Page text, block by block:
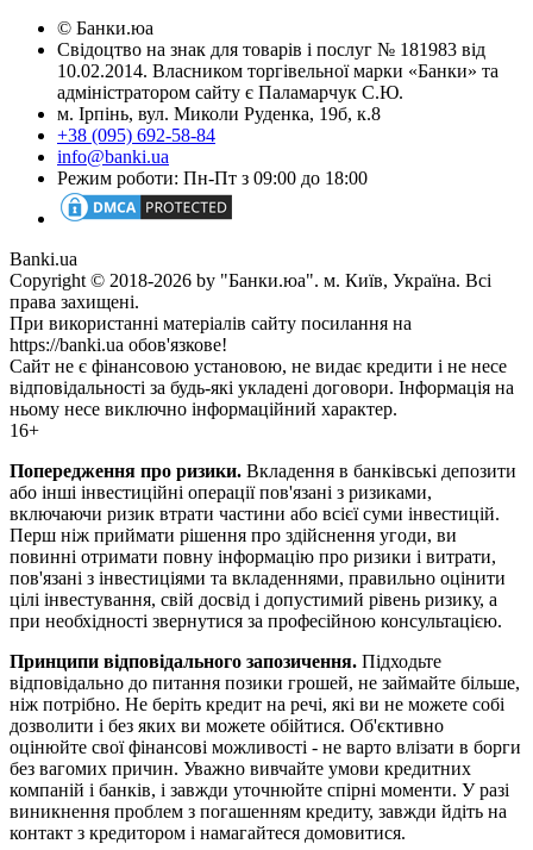
© Банки.юа
Свідоцтво на знак для товарів і послуг № 181983 від
10.02.2014. Власником торгівельної марки «Банки» та
адміністратором сайту є Паламарчук С.Ю.
м. Ірпінь, вул. Миколи Руденка, 19б, к.8
+38 (095) 692-58-84
info@banki.ua
Режим роботи: Пн-Пт з 09:00 до 18:00
Banki.ua
Copyright © 2018-2026 by "Банки.юа". м. Київ, Україна. Всі
права захищені.
При використанні матеріалів сайту посилання на
https://banki.ua обов'язкове!
Сайт не є фінансовою установою, не видає кредити і не несе
відповідальності за будь-які укладені договори. Інформація на
ньому несе виключно інформаційний характер.
16+
Попередження про ризики. Вкладення в банківські депозити
або інші інвестиційні операції пов'язані з ризиками,
включаючи ризик втрати частини або всієї суми інвестицій.
Перш ніж приймати рішення про здійснення угоди, ви
повинні отримати повну інформацію про ризики і витрати,
пов'язані з інвестиціями та вкладеннями, правильно оцінити
цілі інвестування, свій досвід і допустимий рівень ризику, а
при необхідності звернутися за професійною консультацією.
Принципи відповідального запозичення. Підходьте
відповідально до питання позики грошей, не займайте більше,
ніж потрібно. Не беріть кредит на речі, які ви не можете собі
дозволити і без яких ви можете обійтися. Об'єктивно
оцінюйте свої фінансові можливості - не варто влізати в борги
без вагомих причин. Уважно вивчайте умови кредитних
компаній і банків, і завжди уточнюйте спірні моменти. У разі
виникнення проблем з погашенням кредиту, завжди йдіть на
контакт з кредитором і намагайтеся домовитися.